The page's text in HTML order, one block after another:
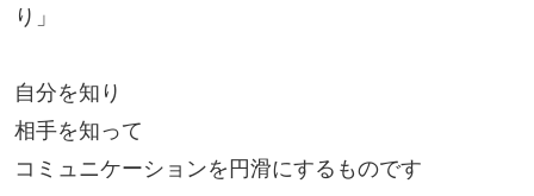
り」
自分を知り
相手を知って
コミュニケーションを円滑にするものです